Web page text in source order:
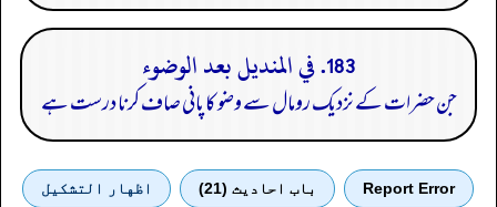
183. في المنديل بعد الوضوء
جن حضرات کے نزدیک رومال سے وضو کا پانی صاف کرنا درست ہے
Report Error باب احادیث (21) اظهار التشكيل